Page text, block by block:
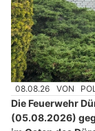
08.08.26 VON
Die Feuerwehr
(05.08.2026)